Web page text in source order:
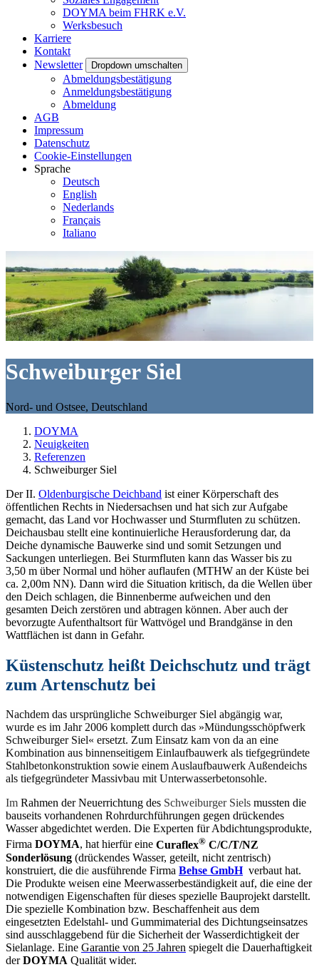
DOYMA beim FHRK e.V.
Werksbesuch
Karriere
Kontakt
Newsletter
Dropdown umschalten
Abmeldungsbestätigung
Anmeldungsbestätigung
Abmeldung
AGB
Impressum
Datenschutz
Cookie-Einstellungen
Sprache
Deutsch
English
Nederlands
Français
Italiano
Schweiburger Siel
Nord- und Ostsee, Deutschland
DOYMA
Neuigkeiten
Referenzen
Schweiburger Siel
Der II. Oldenburgische Deichband ist einer Körperschaft des
öffentlichen Rechts in Niedersachsen und hat sich zur Aufgabe
gemacht, das Land vor Hochwasser und Sturmfluten zu schützen.
Deichausbau stellt eine kontinuierliche Herausforderung dar, da
Deiche dynamische Bauwerke sind und somit Setzungen und
Sackungen unterliegen. Bei Sturmfluten kann das Wasser bis zu
3,50 m über Normal und höher auflaufen (MTHW an der Küste bei
ca. 2,00m NN). Dann wird die Situation kritisch, da die Wellen über
den Deich schlagen, die Binnenberme aufweichen und den
gesamten Deich zerstören und abtragen können. Aber auch der
bevorzugte Aufenthaltsort für Wattvögel und Brandgänse in den
Wattflächen ist dann in Gefahr.
Küstenschutz heißt Deichschutz und trägt
zum Artenschutz bei
Nachdem das ursprüngliche Schweiburger Siel abgängig war,
wurde es im Jahr 2006 komplett durch das »Mündungsschöpfwerk
Schweiburger Siel« ersetzt. Zum Einsatz kam von da an eine
Kombination aus binnenseitigem Einlaufbauwerk als tiefgegründete
Stahlbetonkonstruktion sowie einem Auslaufbauwerk Außendeichs
als tiefgegründeter Massivbau mit Unterwasserbetonsohle.
Im Rahmen der Neuerrichtung des Schweiburger Siels mussten die
bauseits vorhandenen Rohrdurchführungen gegen drückendes
Wasser abgedichtet werden. Die Experten für Abdichtungsprodukte,
Firma DOYMA, hat hierfür eine Curaflex® C/C/T/NZ
Sonderlösung (drückendes Wasser, geteilt, nicht zentrisch)
konstruiert, die die ausführende Firma Behse GmbHverbaut hat.
Die Produkte weisen eine Meerwasserbeständigkeit auf, die eine der
notwendigen Eigenschaften für dieses spezielle Bauprojekt darstellt.
Die spezielle Kombination bzw. Beschaffenheit aus dem
eingesetzten Edelstahl- und Gummimaterial des Dichtungseinsatzes
sind ausschlaggebend für die Sicherheit der Wasserdichtigkeit der
Sielanlage. Eine Garantie von 25 Jahren spiegelt die Dauerhaftigkeit
derDOYMA Qualität wider.